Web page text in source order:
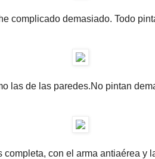
complicado demasiado. Todo
las de las paredes.No pintan
con el arma antiaérea y